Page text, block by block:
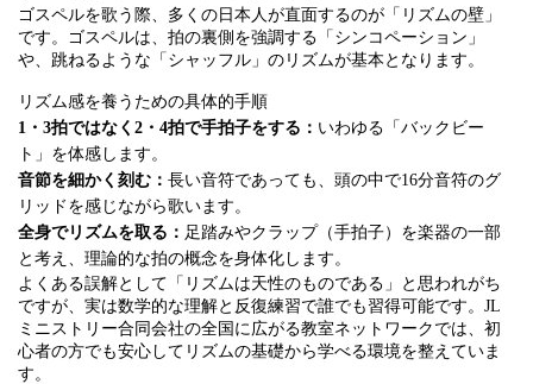
ゴスペルを歌う際、多くの日本人が直面するのが「リズムの壁」
です。ゴスペルは、拍の裏側を強調する「シンコペーション」
や、跳ねるような「シャッフル」のリズムが基本となります。
リズム感を養うための具体的手順
1・3拍ではなく2・4拍で手拍子をする： いわゆる「バックビー
ト」を体感します。
音節を細かく刻む： 長い音符であっても、頭の中で16分音符のグ
リッドを感じながら歌います。
全身でリズムを取る： 足踏みやクラップ（手拍子）を楽器の一部
と考え、理論的な拍の概念を身体化します。
よくある誤解として「リズムは天性のものである」と思われがち
ですが、実は数学的な理解と反復練習で誰でも習得可能です。JL
ミニストリー合同会社の全国に広がる教室ネットワークでは、初
心者の方でも安心してリズムの基礎から学べる環境を整えていま
す。